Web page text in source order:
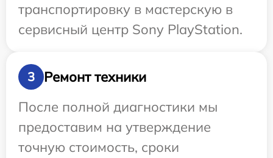
транспортировку в мастерскую в
сервисный центр Sony PlayStation.
3
Ремонт техники
После полной диагностики мы
предоставим на утверждение
точную стоимость, сроки